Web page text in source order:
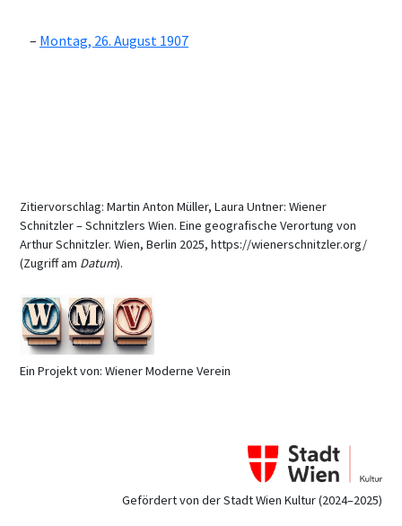
Montag, 26. August 1907
Zitiervorschlag: Martin Anton Müller, Laura Untner: Wiener
Schnitzler – Schnitzlers Wien. Eine geografische Verortung von
Arthur Schnitzler. Wien, Berlin 2025, https://wienerschnitzler.org/
(Zugriff am Datum).
Ein Projekt von: Wiener Moderne Verein
Gefördert von der Stadt Wien Kultur (2024–2025)